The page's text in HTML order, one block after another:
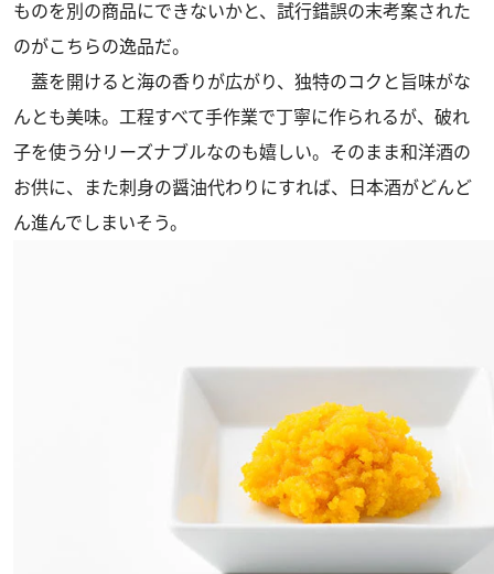
ものを別の商品にできないかと、試行錯誤の末考案された
のがこちらの逸品だ。
蓋を開けると海の香りが広がり、独特のコクと旨味がな
んとも美味。工程すべて手作業で丁寧に作られるが、破れ
子を使う分リーズナブルなのも嬉しい。そのまま和洋酒の
お供に、また刺身の醤油代わりにすれば、日本酒がどんど
ん進んでしまいそう。